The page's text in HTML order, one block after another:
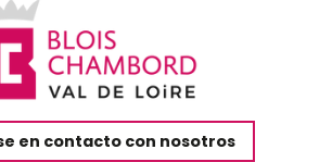
en contacto con nosotros